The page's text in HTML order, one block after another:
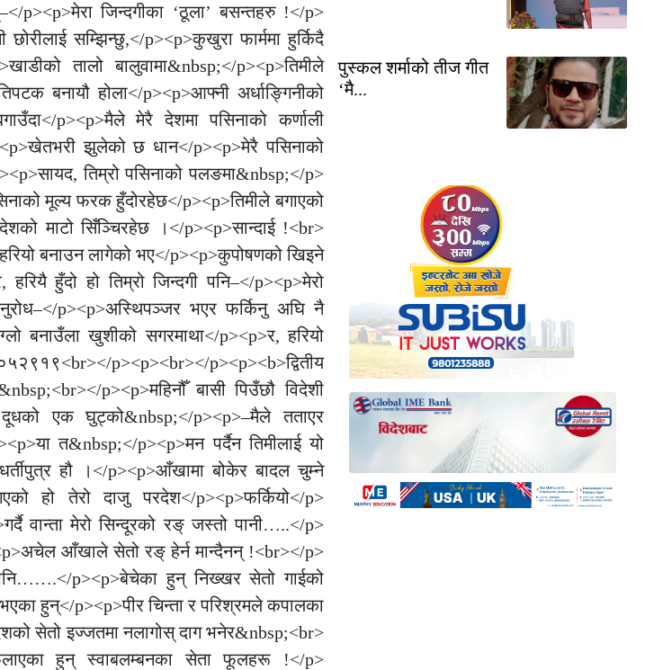
जिन्दगीका ‘ठूला’ बसन्तहरु !</p>
छोरीलाई सम्झिन्छु,</p><p>कुखुरा फार्ममा हुर्किदै
तालो बालुवामा&nbsp;</p><p>तिमीले
बनायौ होला</p><p>आफ्नी अर्धाङ्गिनीको
p><p>मैले मेरै देशमा पसिनाको कर्णाली
झुलेको छ धान</p><p>मेरै पसिनाको
तिम्रो पसिनाको पलङमा&nbsp;</p>
मूल्य फरक हुँदोरहेछ</p><p>तिमीले बगाएको
माटो सिँञ्चिरहेछ ।</p><p>सान्दाई !<br>
बनाउन लागेको भए</p><p>कुपोषणको खिइने
हुँदो हो तिम्रो जिन्दगी पनि–</p><p>मेरो
p><p>अस्थिपञ्जर भएर फर्किनु अघि नै
बनाउँला खुशीको सगरमाथा</p><p>र, हरियो
p><p><br></p><p><b>द्वितीय
p><p>महिनौँ बासी पिउँछौ विदेशी
दूधको एक घुट्को&nbsp;</p><p>–मैले तताएर
त&nbsp;</p><p>मन पर्दैन तिमीलाई यो
हौ ।</p><p>आँखामा बोकेर बादल चुम्ने
हो तेरो दाजु परदेश</p><p>फर्कियो</p>
वान्ता मेरो सिन्दूरको रङ् जस्तो पानी…..</p>
आँखाले सेतो रङ् हेर्न मान्दैनन् !<br></p>
p><p>बेचेका हुन् निख्खर सेतो गाईको
हुन्</p><p>पीर चिन्ता र परिश्रमले कपालका
सेतो इज्जतमा नलागोस् दाग भनेर&nbsp;<br>
हुन् स्वाबलम्बनका सेता फूलहरू !</p>
पुस्कल शर्माको तीज गीत
‘मै...